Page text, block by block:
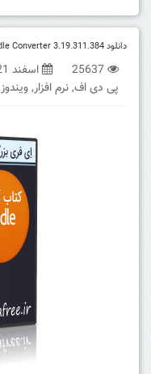
دانلود Kindle Converter 3.19.311.384 تبدیل کتاب الکترونیکی به PDF
25637 اسفند 21, 1397
پی دی اف,نرم افزار,ویندوز